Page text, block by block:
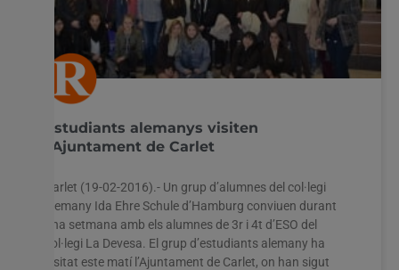
Estudiants alemanys visiten
l’Ajuntament de Carlet
Carlet (19-02-2016).- Un grup d’alumnes del col·legi
alemany Ida Ehre Schule d’Hamburg conviuen durant
una setmana amb els alumnes de 3r i 4t d’ESO del
col·legi La Devesa. El grup d’estudiants alemany ha
visitat este matí l’Ajuntament de Carlet, on han sigut